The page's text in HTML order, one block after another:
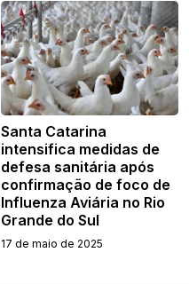
Santa Catarina
intensifica medidas de
defesa sanitária após
confirmação de foco de
Influenza Aviária no Rio
Grande do Sul
17 de maio de 2025